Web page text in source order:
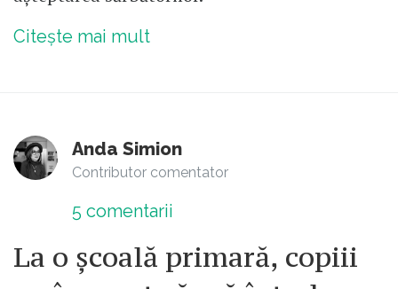
Citește mai mult
Anda Simion
Contributor comentator
5 comentarii
La o școală primară, copiii